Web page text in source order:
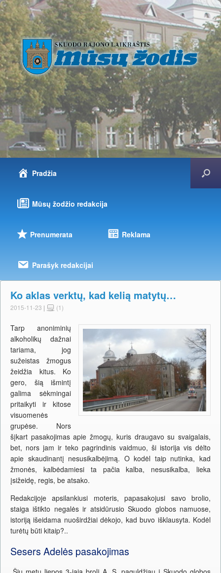
Pradžia
Mūsų žodžio redakcija
Prenumerata Reklama
Parašyk redakcijai
Ko aklas verktų, kad kelią matytų…
2015-11-23 | (1)
Tarp anoniminių
alkoholikų dažnai
tariama, jog
sužeistas žmogus
žeidžia kitus. Ko
gero, šią išmintį
galima sėkmingai
pritaikyti ir kitose
visuomenės
grupėse. Nors
šįkart pasakojimas apie žmogų, kuris draugavo su svaigalais,
bet, nors jam ir teko pagrindinis vaidmuo, ši istorija vis dėlto
apie skaudinantį nesusikalbėjimą. O kodėl taip nutinka, kad
žmonės, kalbėdamiesi ta pačia kalba, nesusikalba, lieka
įsižeidę, regis, be atsako.
Redakcijoje apsilankiusi moteris, papasakojusi savo brolio,
staiga ištikto negalės ir atsidūrusio Skuodo globos namuose,
istoriją išeidama nuoširdžiai dėkojo, kad buvo išklausyta. Kodėl
turėtų būti kitaip?..
Sesers Adelės pasakojimas